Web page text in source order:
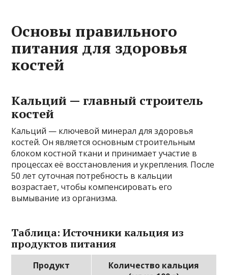
Основы правильного
питания для здоровья
костей
Кальций — главный строитель
костей
Кальций — ключевой минерал для здоровья
костей. Он является основным строительным
блоком костной ткани и принимает участие в
процессах её восстановления и укрепления. После
50 лет суточная потребность в кальции
возрастает, чтобы компенсировать его
вымывание из организма.
Таблица: Источники кальция из
продуктов питания
Продукт
Количество кальция